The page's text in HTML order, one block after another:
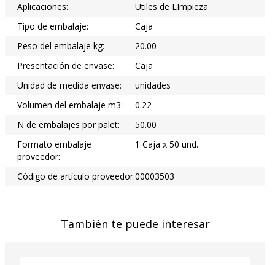
Aplicaciones:
Utiles de LImpieza
Tipo de embalaje:
Caja
Peso del embalaje kg:
20.00
Presentación de envase:
Caja
Unidad de medida envase:
unidades
Volumen del embalaje m3:
0.22
N de embalajes por palet:
50.00
Formato embalaje
proveedor:
1 Caja x 50 und.
Código de artículo proveedor:00003503
También te puede interesar